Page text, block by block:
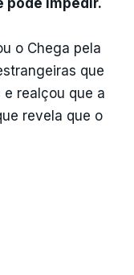
o Chega pela
que
realçou que a
revela que o